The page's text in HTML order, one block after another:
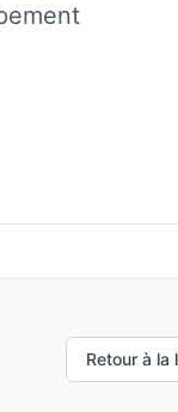
Retour à la